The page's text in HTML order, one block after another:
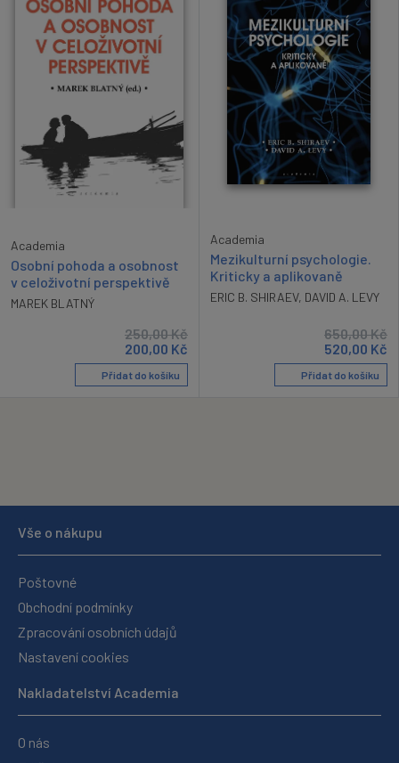
Academia
Osobní pohoda a osobnost
v celoživotní perspektivě
MAREK BLATNÝ
250,00Kč
200,00 Kč
Přidat do košíku
Academia
Mezikulturní psychologie.
Kriticky a aplikovaně
ERIC B. SHIRAEV, DAVID A. LEVY
650,00Kč
520,00 Kč
Přidat do košíku
Vše o nákupu
Poštovné
Obchodní podmínky
Zpracování osobních údajů
Nastavení cookies
Nakladatelství Academia
O nás